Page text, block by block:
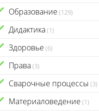
Образование (129)
Дидактика(1)
Здоровье (6)
Права(3)
Сварочные процессы (3)
Материаловедение (1)